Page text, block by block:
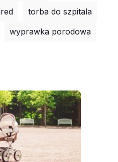
torba do szpitala
wyprawka porodowa